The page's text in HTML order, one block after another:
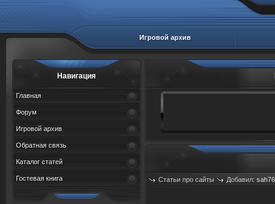
Игровой архив
Навигация
Главная
Форум
Игровой архив
Обратная связь
Каталог статей
Гостевая книга Статьи про сайты Добавил: